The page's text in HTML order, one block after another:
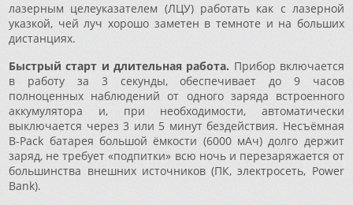
лазерным целеуказателем (ЛЦУ) работать как с лазерной
указкой, чей луч хорошо заметен в темноте и на больших
дистанциях.
Быстрый старт и длительная работа. Прибор включается
в работу за 3 секунды, обеспечивает до 9 часов
полноценных наблюдений от одного заряда встроенного
аккумулятора и, при необходимости, автоматически
выключается через 3 или 5 минут бездействия. Несъёмная
B-Pack батарея большой ёмкости (6000 мАч) долго держит
заряд, не требует «подпитки» всю ночь и перезаряжается от
большинства внешних источников (ПК, электросеть, Power
Bank).